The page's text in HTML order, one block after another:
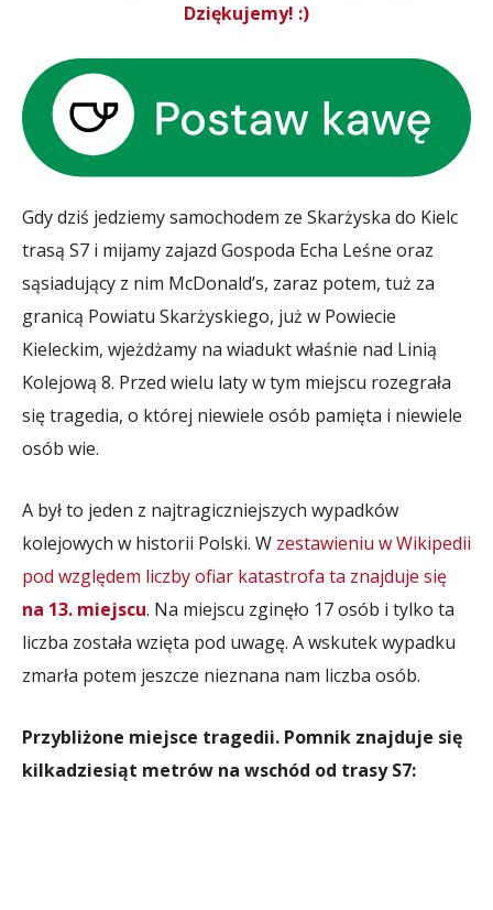
Dziękujemy! :)
Gdy dziś jedziemy samochodem ze Skarżyska do Kielc
trasą S7 i mijamy zajazd Gospoda Echa Leśne oraz
sąsiadujący z nim McDonald’s, zaraz potem, tuż za
granicą Powiatu Skarżyskiego, już w Powiecie
Kieleckim, wjeżdżamy na wiadukt właśnie nad Linią
Kolejową 8. Przed wielu laty w tym miejscu rozegrała
się tragedia, o której niewiele osób pamięta i niewiele
osób wie.
A był to jeden z najtragiczniejszych wypadków
kolejowych w historii Polski. W zestawieniu w Wikipedii
pod względem liczby ofiar katastrofa ta znajduje się
na 13. miejscu. Na miejscu zginęło 17 osób i tylko ta
liczba została wzięta pod uwagę. A wskutek wypadku
zmarła potem jeszcze nieznana nam liczba osób.
Przybliżone miejsce tragedii. Pomnik znajduje się
kilkadziesiąt metrów na wschód od trasy S7: